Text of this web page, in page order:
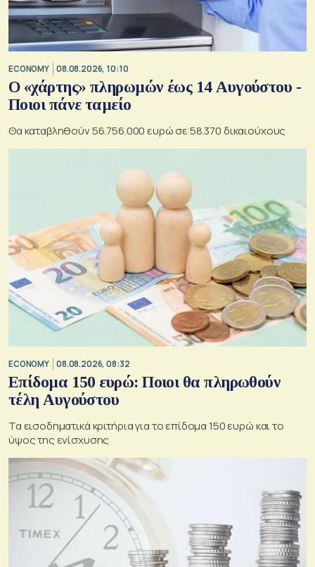
ECONOMY 08.08.2026, 10:10
Ο «χάρτης» πληρωμών έως 14 Αυγούστου -
Ποιοι πάνε ταμείο
Θα καταβληθούν 56.756.000 ευρώ σε 58.370 δικαιούχους
ECONOMY 08.08.2026, 08:32
Επίδομα 150 ευρώ: Ποιοι θα πληρωθούν
τέλη Αυγούστου
Τα εισοδηματικά κριτήρια για το επίδομα 150 ευρώ και το
ύψος της ενίσχυσης